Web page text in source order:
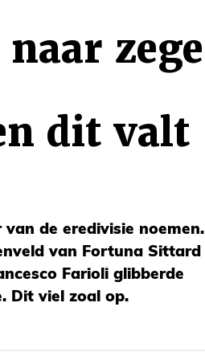
zege
dit valt
de eredivisie noemen.
van Fortuna Sittard
Farioli glibberde
Dit viel zoal op.